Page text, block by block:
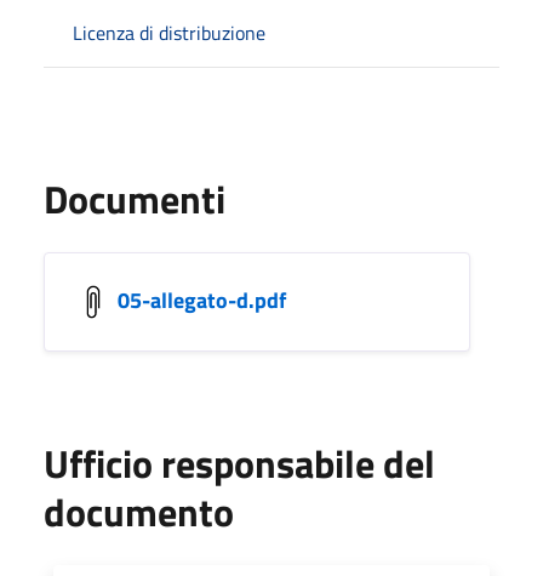
Licenza di distribuzione
Documenti
05-allegato-d.pdf
Ufficio responsabile del
documento